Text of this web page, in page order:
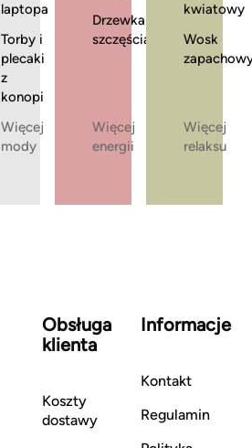
laptopa
Torby i
plecaki
z
konopi
Więcej
mody
Drzewka
szczęścia
Więcej
energii
kwiatowy
Wosk
Więcej
relaksu
Obsługa
klienta
Koszty
dostawy
Informacje
Kontakt
Regulamin